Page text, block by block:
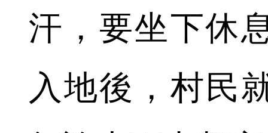
汗，要坐下休
入地後，村民